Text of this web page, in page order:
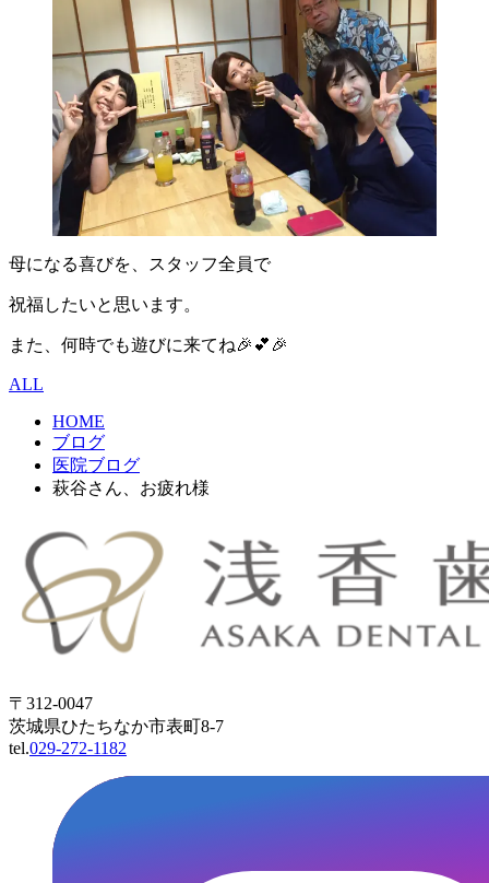
母になる喜びを、スタッフ全員で
祝福したいと思います。
また、何時でも遊びに来てね🎉💕🎉
ALL
HOME
ブログ
医院ブログ
萩谷さん、お疲れ様
〒312-0047
茨城県ひたちなか市表町8-7
tel.029-272-1182